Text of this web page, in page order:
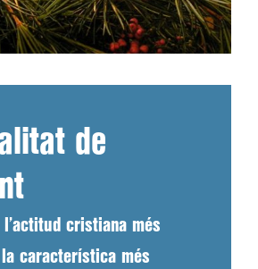
de
l’actitud cristiana més
característica més